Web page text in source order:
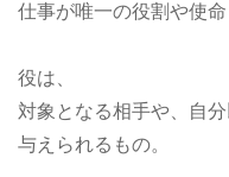
仕事が唯一の役割や使命
役は、
対象となる相手や、自
与えられるもの。